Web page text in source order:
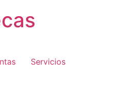
Servicios